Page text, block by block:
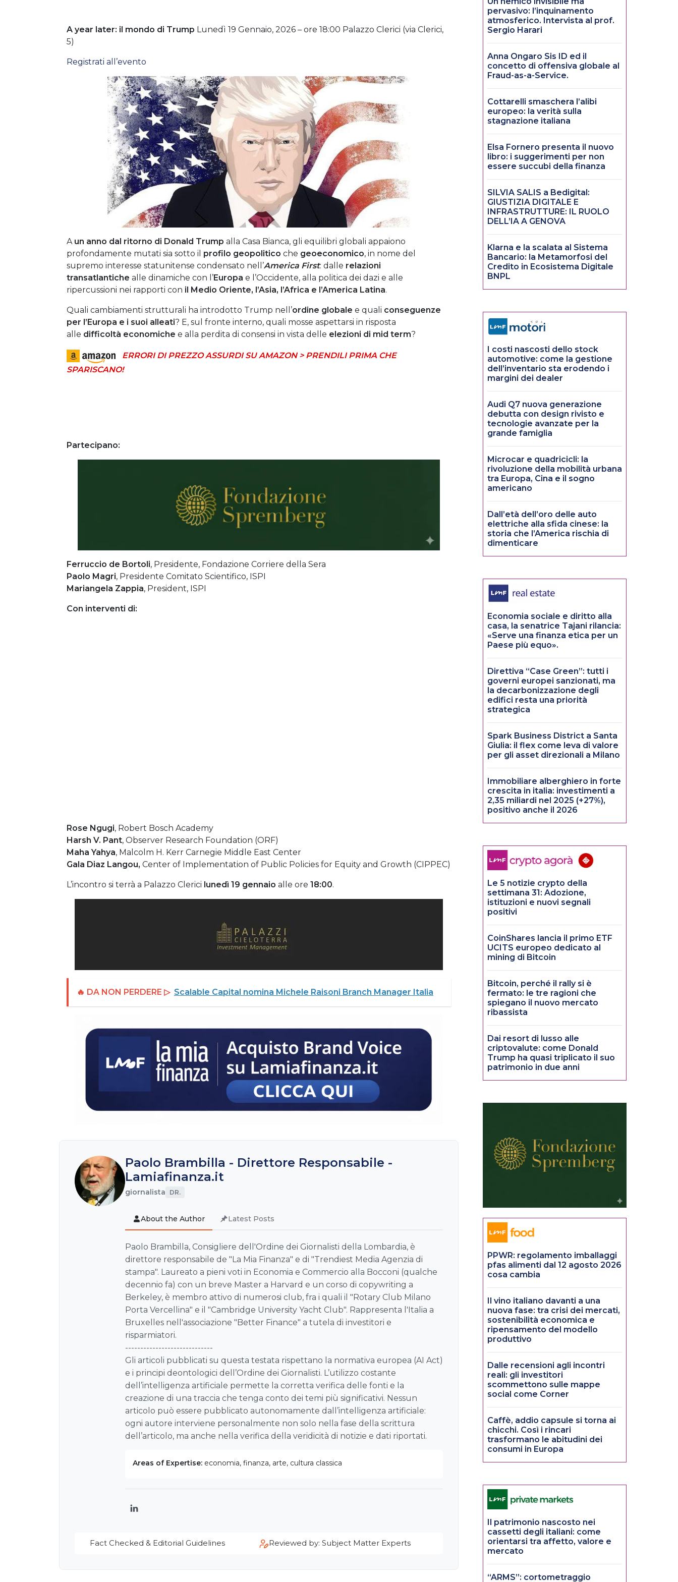
A year later: il mondo di Trump Lunedì 19 Gennaio, 2026 – ore 18:00 Palazzo Clerici (via Clerici,
5)
Registrati all’evento
A un anno dal ritorno di Donald Trump alla Casa Bianca, gli equilibri globali appaiono
profondamente mutati sia sotto il profilo geopolitico che geoeconomico, in nome del
supremo interesse statunitense condensato nell’America First: dalle relazioni
transatlantiche alle dinamiche con l’Europa e l’Occidente, alla politica dei dazi e alle
ripercussioni nei rapporti con il Medio Oriente, l’Asia, l’Africa e l’America Latina.
Quali cambiamenti strutturali ha introdotto Trump nell’ordine globale e quali conseguenze
per l’Europa e i suoi alleati? E, sul fronte interno, quali mosse aspettarsi in risposta
alle difficoltà economiche e alla perdita di consensi in vista delle elezioni di mid term?
ERRORI DI PREZZO ASSURDI SU AMAZON > PRENDILI PRIMA CHE
SPARISCANO!
Partecipano:
Ferruccio de Bortoli, Presidente, Fondazione Corriere della Sera
Paolo Magri, Presidente Comitato Scientifico, ISPI
Mariangela Zappia, President, ISPI
Con interventi di:
Rose Ngugi, Robert Bosch Academy
Harsh V. Pant, Observer Research Foundation (ORF)
Maha Yahya, Malcolm H. Kerr Carnegie Middle East Center
Gala Diaz Langou, Center of Implementation of Public Policies for Equity and Growth (CIPPEC)
L’incontro si terrà a Palazzo Clerici lunedì 19 gennaio alle ore 18:00.
🔥 DA NON PERDERE ▷ Scalable Capital nomina Michele Raisoni Branch Manager Italia
Paolo Brambilla - Direttore Responsabile -
Lamiafinanza.it
giornalista DR.
About the Author Latest Posts
Paolo Brambilla, Consigliere dell'Ordine dei Giornalisti della Lombardia, è
direttore responsabile de "La Mia Finanza" e di "Trendiest Media Agenzia di
stampa". Laureato a pieni voti in Economia e Commercio alla Bocconi (qualche
decennio fa) con un breve Master a Harvard e un corso di copywriting a
Berkeley, è membro attivo di numerosi club, fra i quali il "Rotary Club Milano
Porta Vercellina" e il "Cambridge University Yacht Club". Rappresenta l'Italia a
Bruxelles nell'associazione "Better Finance" a tutela di investitori e
risparmiatori.
-----------------------------
Gli articoli pubblicati su questa testata rispettano la normativa europea (AI Act)
e i principi deontologici dell’Ordine dei Giornalisti. L’utilizzo costante
dell’intelligenza artificiale permette la corretta verifica delle fonti e la
creazione di una traccia che tenga conto dei temi più significativi. Nessun
articolo può essere pubblicato autonomamente dall’intelligenza artificiale:
ogni autore interviene personalmente non solo nella fase della scrittura
dell’articolo, ma anche nella verifica della veridicità di notizie e dati riportati.
Areas of Expertise: economia, finanza, arte, cultura classica
LinkedIn
Fact Checked & Editorial Guidelines Reviewed by: Subject Matter Experts
pervasivo: l’inquinamento
atmosferico. Intervista al prof.
Sergio Harari
Anna Ongaro Sis ID ed il
concetto di offensiva globale al
Fraud-as-a-Service.
Cottarelli smaschera l’alibi
europeo: la verità sulla
stagnazione italiana
Elsa Fornero presenta il nuovo
libro: i suggerimenti per non
essere succubi della finanza
SILVIA SALIS a Bedigital:
GIUSTIZIA DIGITALE E
INFRASTRUTTURE: IL RUOLO
DELL’IA A GENOVA
Klarna e la scalata al Sistema
Bancario: la Metamorfosi del
Credito in Ecosistema Digitale
BNPL
I costi nascosti dello stock
automotive: come la gestione
dell’inventario sta erodendo i
margini dei dealer
Audi Q7 nuova generazione
debutta con design rivisto e
tecnologie avanzate per la
grande famiglia
Microcar e quadricicli: la
rivoluzione della mobilità urbana
tra Europa, Cina e il sogno
americano
Dall’età dell’oro delle auto
elettriche alla sfida cinese: la
storia che l’America rischia di
dimenticare
Economia sociale e diritto alla
casa, la senatrice Tajani rilancia:
«Serve una finanza etica per un
Paese più equo».
Direttiva “Case Green”: tutti i
governi europei sanzionati, ma
la decarbonizzazione degli
edifici resta una priorità
strategica
Spark Business District a Santa
Giulia: il flex come leva di valore
per gli asset direzionali a Milano
Immobiliare alberghiero in forte
crescita in italia: investimenti a
2,35 miliardi nel 2025 (+27%),
positivo anche il 2026
Le 5 notizie crypto della
settimana 31: Adozione,
istituzioni e nuovi segnali
positivi
CoinShares lancia il primo ETF
UCITS europeo dedicato al
mining di Bitcoin
Bitcoin, perché il rally si è
fermato: le tre ragioni che
spiegano il nuovo mercato
ribassista
Dai resort di lusso alle
criptovalute: come Donald
Trump ha quasi triplicato il suo
patrimonio in due anni
PPWR: regolamento imballaggi
pfas alimenti dal 12 agosto 2026
cosa cambia
Il vino italiano davanti a una
nuova fase: tra crisi dei mercati,
sostenibilità economica e
ripensamento del modello
produttivo
Dalle recensioni agli incontri
reali: gli investitori
scommettono sulle mappe
social come Corner
Caffè, addio capsule si torna ai
chicchi. Così i rincari
trasformano le abitudini dei
consumi in Europa
Il patrimonio nascosto nei
cassetti degli italiani: come
orientarsi tra affetto, valore e
mercato
“ARMS”: cortometraggio